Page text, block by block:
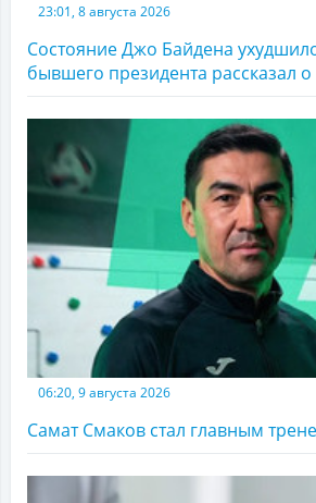
23:01, 8 августа 2026
Состояние Джо Байдена
бывшего президента рассказал
06:20, 9 августа 2026
Самат Смаков стал главным